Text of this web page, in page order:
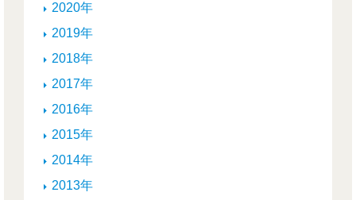
2020年
2019年
2018年
2017年
2016年
2015年
2014年
2013年